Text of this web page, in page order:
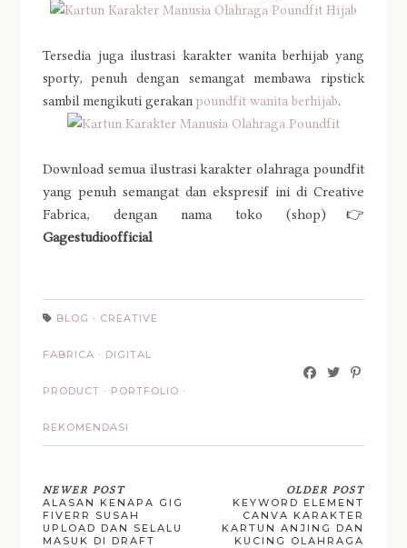
Tersedia juga ilustrasi karakter wanita berhijab yang
sporty, penuh dengan semangat membawa ripstick
sambil mengikuti gerakanpoundfit wanita berhijab.
Download semua ilustrasi karakter olahraga poundfit
yang penuh semangat dan ekspresif ini di Creative
Fabrica, dengan nama toko (shop)👉
Gagestudioofficial
BLOG · CREATIVE
FABRICA · DIGITAL
PRODUCT · PORTFOLIO ·
REKOMENDASI
NEWER POST
ALASAN KENAPA GIG
FIVERR SUSAH
UPLOAD DAN SELALU
MASUK DI DRAFT
OLDER POST
KEYWORD ELEMENT
CANVA KARAKTER
KARTUN ANJING DAN
KUCING OLAHRAGA